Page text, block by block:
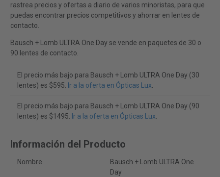
rastrea precios y ofertas a diario de varios minoristas, para que
puedas encontrar precios competitivos y ahorrar en lentes de
contacto.
Bausch + Lomb ULTRA One Day se vende en paquetes de 30 o
90 lentes de contacto.
El precio más bajo para Bausch + Lomb ULTRA One Day (30
lentes) es $595. Ir a la oferta en Ópticas Lux.
El precio más bajo para Bausch + Lomb ULTRA One Day (90
lentes) es $1495. Ir a la oferta en Ópticas Lux.
Información del Producto
Nombre
Bausch + Lomb ULTRA One
Day